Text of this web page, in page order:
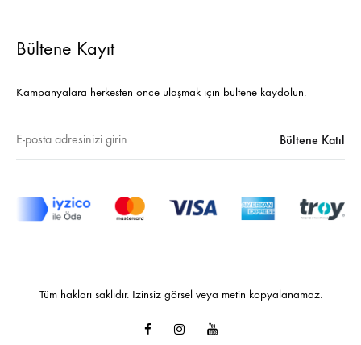
Bültene Kayıt
Kampanyalara herkesten önce ulaşmak için bültene kaydolun.
FacebookInstagramYoutube
Tüm hakları saklıdır. İzinsiz görsel veya metin kopyalanamaz.